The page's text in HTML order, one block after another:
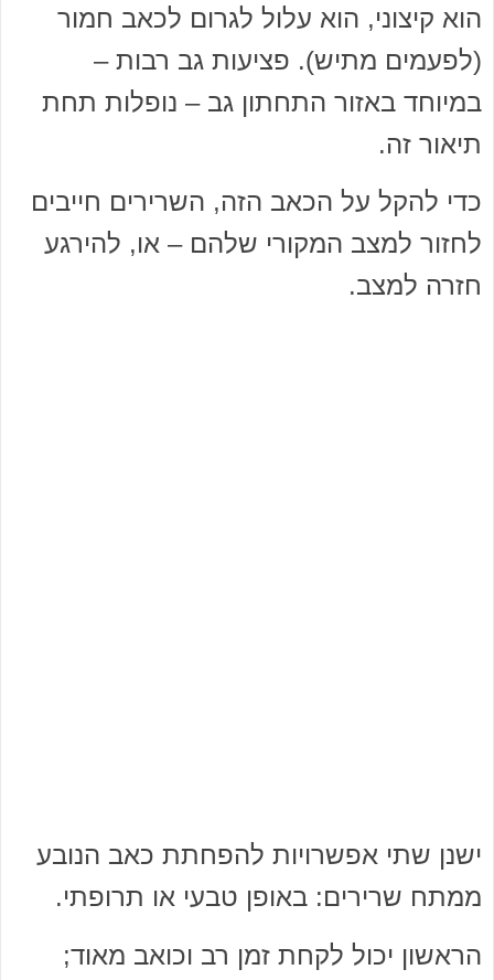
הוא קיצוני, הוא עלול לגרום לכאב חמור
(לפעמים מתיש). פציעות גב רבות –
במיוחד באזור התחתון גב – נופלות תחת
תיאור זה.
כדי להקל על הכאב הזה, השרירים חייבים
לחזור למצב המקורי שלהם – או, להירגע
חזרה למצב.
ישנן שתי אפשרויות להפחתת כאב הנובע
ממתח שרירים: באופן טבעי או תרופתי.
הראשון יכול לקחת זמן רב וכואב מאוד;